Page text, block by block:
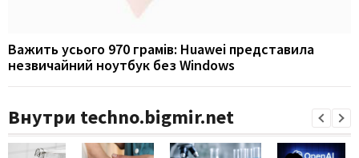
Важить усього 970 грамів: Huawei представила
незвичайний ноутбук без Windows
Внутри techno.bigmir.net